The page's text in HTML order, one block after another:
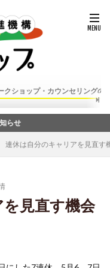
クショップ・カウンセリングの
せ
連休は自分のキャリアを見直す
見直す機会